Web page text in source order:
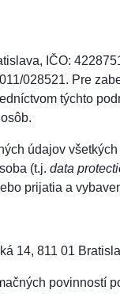
IČO:
028521. Pre
týchto
údajov
(t.j. data
prijatia a
14, 811 01
povinností